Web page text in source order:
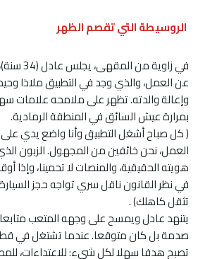
الروسيطة التي تقصم الظهر
في زاوية
عن العمل، والذي وجد في التطبيق ملاذا
وإعالة والدته. تظهر على ملامحه علامات
بمرارة عيش السائق في المنطقة الرمادية.
( كل صباح أشغل التطبيق وأنا واضع يدي
العمل، نحن خائفين من المجهول. الزبون
هويته الحقيقية، والمنصات لا تحمينا، وإذا
في نظر القانون ناقل سري تواجه حجز
تثقل كاهلك) .
يتنهد عادل ويمسح على وجهه المتعب
صدمة بل كان متوقعا. عندما تشتغل في
تصبح هدفا سهلا لكل شيء: للاعتداءات،